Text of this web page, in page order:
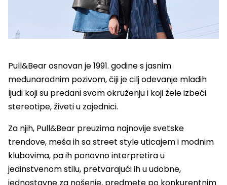
Pull&Bear osnovan je 1991. godine s jasnim
međunarodnim pozivom, čiji je cilj odevanje mladih
ljudi koji su predani svom okruženju i koji žele izbeći
stereotipe, živeti u zajednici.
Za njih, Pull&Bear preuzima najnovije svetske
trendove, meša ih sa street style uticajem i modnim
klubovima, pa ih ponovno interpretira u
jedinstvenom stilu, pretvarajući ih u udobne,